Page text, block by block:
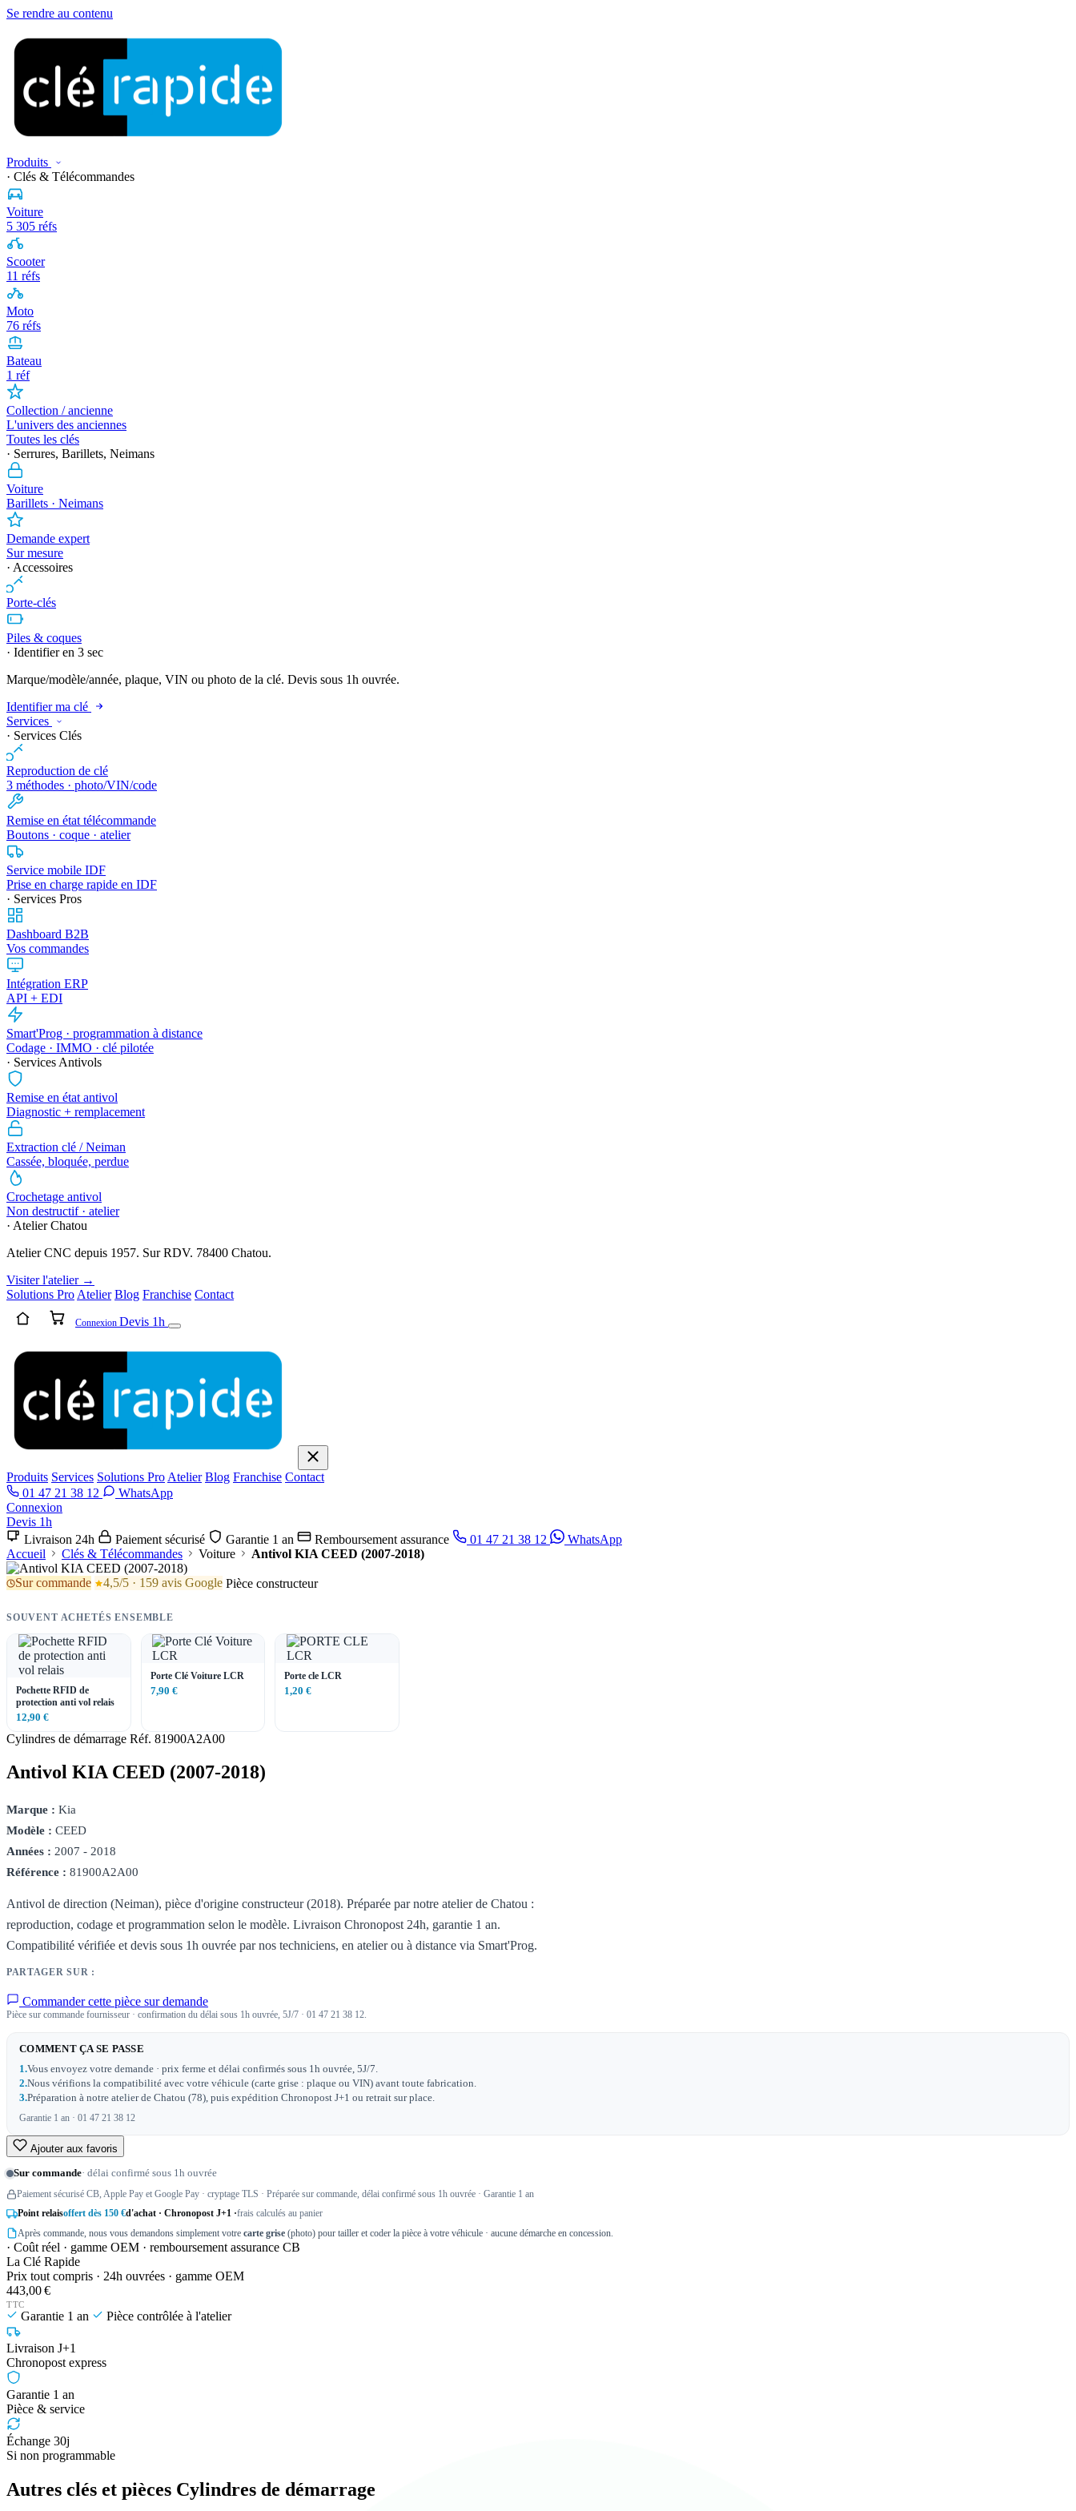
Se rendre au contenu
Produits
· Clés & Télécommandes
Voiture
5 305 réfs
Scooter
11 réfs
Moto
76 réfs
Bateau
1 réf
Collection / ancienne
L'univers des anciennes
Toutes les clés
· Serrures, Barillets, Neimans
Voiture
Barillets · Neimans
Demande expert
Sur mesure
· Accessoires
Porte-clés
Piles & coques
· Identifier en 3 sec
Marque/modèle/année, plaque, VIN ou photo de la clé. Devis sous 1h ouvrée.
Identifier ma clé
Services
· Services Clés
Reproduction de clé
3 méthodes · photo/VIN/code
Remise en état télécommande
Boutons · coque · atelier
Service mobile IDF
Prise en charge rapide en IDF
· Services Pros
Dashboard B2B
Vos commandes
Intégration ERP
API + EDI
Smart'Prog · programmation à distance
Codage · IMMO · clé pilotée
· Services Antivols
Remise en état antivol
Diagnostic + remplacement
Extraction clé / Neiman
Cassée, bloquée, perdue
Crochetage antivol
Non destructif · atelier
· Atelier Chatou
Atelier CNC depuis 1957. Sur RDV. 78400 Chatou.
Visiter l'atelier →
Solutions Pro Atelier Blog Franchise Contact
Connexion Devis 1h
Produits Services Solutions Pro Atelier Blog Franchise Contact
01 47 21 38 12
WhatsApp
Connexion
Devis 1h
Livraison 24h
Paiement sécurisé Garantie 1 an Remboursement assurance 01 47 21 38 12
WhatsApp
Accueil
Clés & Télécommandes Voiture Antivol KIA CEED (2007-2018)
Sur commande 4,5/5 · 159 avis Google Pièce constructeur
SOUVENT ACHETÉS ENSEMBLE
Pochette RFID de
protection anti vol relais
12,90 €
Porte Clé Voiture LCR
7,90 €
Porte cle LCR
1,20 €
Cylindres de démarrage Réf. 81900A2A00
Antivol KIA CEED (2007-2018)
Marque : Kia
Modèle : CEED
Années : 2007 - 2018
Référence : 81900A2A00
Antivol de direction (Neiman), pièce d'origine constructeur (2018). Préparée par notre atelier de Chatou :
reproduction, codage et programmation selon le modèle. Livraison Chronopost 24h, garantie 1 an.
Compatibilité vérifiée et devis sous 1h ouvrée par nos techniciens, en atelier ou à distance via Smart'Prog.
PARTAGER SUR :
Commander cette pièce sur demande
Pièce sur commande fournisseur · confirmation du délai sous 1h ouvrée, 5J/7 · 01 47 21 38 12.
COMMENT ÇA SE PASSE
1.Vous envoyez votre demande · prix ferme et délai confirmés sous 1h ouvrée, 5J/7.
2.Nous vérifions la compatibilité avec votre véhicule (carte grise : plaque ou VIN) avant toute fabrication.
3.Préparation à notre atelier de Chatou (78), puis expédition Chronopost J+1 ou retrait sur place.
Garantie 1 an · 01 47 21 38 12
Ajouter aux favoris
Sur commande· délai confirmé sous 1h ouvrée
Paiement sécurisé CB, Apple Pay et Google Pay · cryptage TLS · Préparée sur commande, délai confirmé sous 1h ouvrée · Garantie 1 an
Point relaisoffert dès 150 €d'achat · Chronopost J+1 ·frais calculés au panier
Après commande, nous vous demandons simplement votre carte grise (photo) pour tailler et coder la pièce à votre véhicule · aucune démarche en concession.
· Coût réel · gamme OEM · remboursement assurance CB
La Clé Rapide
Prix tout compris · 24h ouvrées · gamme OEM
443,00 €
TTC
Garantie 1 an Pièce contrôlée à l'atelier
Livraison J+1
Chronopost express
Garantie 1 an
Pièce & service
Échange 30j
Si non programmable
Autres clés et pièces Cylindres de démarrage